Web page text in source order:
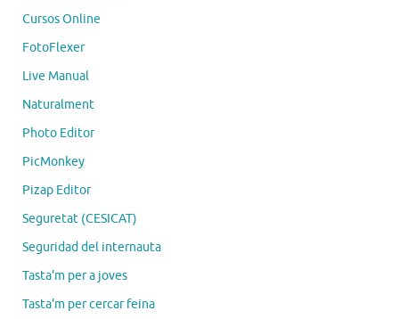
Cursos Online
FotoFlexer
Live Manual
Naturalment
Photo Editor
PicMonkey
Pizap Editor
Seguretat (CESICAT)
Seguridad del internauta
Tasta'm per a joves
Tasta'm per cercar feina